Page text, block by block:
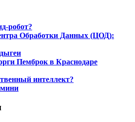
робот?
Обработки Данных (ЦОД):
Пемброк в Краснодаре
интеллект?